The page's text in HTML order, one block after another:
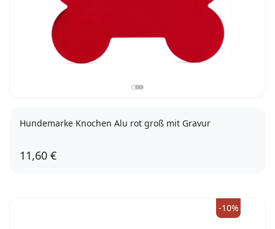
Hundemarke Knochen Alu rot groß mit Gravur
11,60 €
-10%